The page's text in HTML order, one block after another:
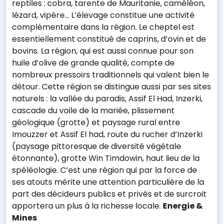
reptiles : cobra, tarente de Mauritanie, caméléon,
lézard, vipère... L’élevage constitue une activité
complémentaire dans la région. Le cheptel est
essentiellement constitué de caprins, d’ovin et de
bovins. La région, qui est aussi connue pour son
huile d’olive de grande qualité, compte de
nombreux pressoirs traditionnels qui valent bien le
détour. Cette région se distingue aussi par ses sites
naturels : la vallée du paradis, Assif El Had, Inzerki,
cascade du voile de la mariée, plissement
géologique (grotte) et paysage rural entre
Imouzzer et Assif El had, route du rucher d’Inzerki
(paysage pittoresque de diversité végétale
étonnante), grotte Win Timdowin, haut lieu de la
spéléologie. C’est une région qui par la force de
ses atouts mérite une attention particulière de la
part des décideurs publics et privés et de surcroit
apportera un plus à la richesse locale. Energie &
Mines